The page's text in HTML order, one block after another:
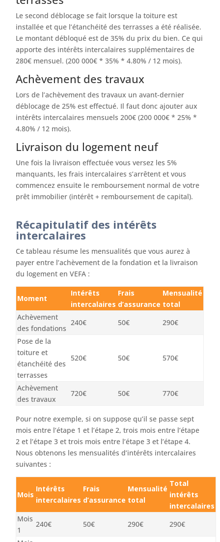
Le second déblocage se fait lorsque la toiture est
installée et que l’étanchéité des terrasses a été réalisée.
Le montant débloqué est de 35% du prix du bien. Ce qui
apporte des intérêts intercalaires supplémentaires de
280€ mensuel. (200 000€ * 35% * 4.80% / 12 mois).
Achèvement des travaux
Lors de l’achèvement des travaux un avant-dernier
déblocage de 25% est effectué. Il faut donc ajouter aux
intérêts intercalaires mensuels 200€ (200 000€ * 25% *
4.80% / 12 mois).
Livraison du logement neuf
Une fois la livraison effectuée vous versez les 5%
manquants, les frais intercalaires s’arrêtent et vous
commencez ensuite le remboursement normal de votre
prêt immobilier (intérêt + remboursement de capital).
Récapitulatif des intérêts
intercalaires
Ce tableau résume les mensualités que vous aurez à
payer entre l’achèvement de la fondation et la livraison
du logement en VEFA :
Moment
Intérêts
intercalaires
Frais
d’assurance
Mensualité
total
Achèvement
des fondations
240€ 50€
290€
Pose de la
toiture et
étanchéité des
terrasses
520€ 50€ 570€
Achèvement
des travaux
720€ 50€ 770€
Pour notre exemple, si on suppose qu’il se passe sept
mois entre l’étape 1 et l’étape 2, trois mois entre l’étape
2 et l’étape 3 et trois mois entre l’étape 3 et l’étape 4.
Nous obtenons les mensualités d’intérêts intercalaires
suivantes :
Mois
Intérêts
intercalaires
Frais
d’assurance
Mensualité
total
Total
intérêts
intercalaires
Mois
1
240€ 50€ 290€
290€